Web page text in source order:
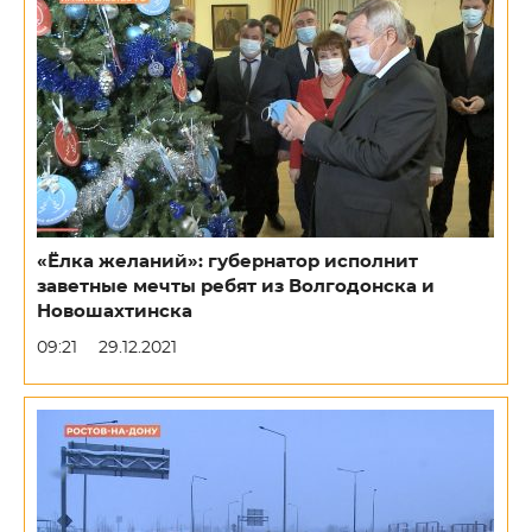
«Ёлка желаний»: губернатор исполнит
заветные мечты ребят из Волгодонска и
Новошахтинска
09:21 29.12.2021